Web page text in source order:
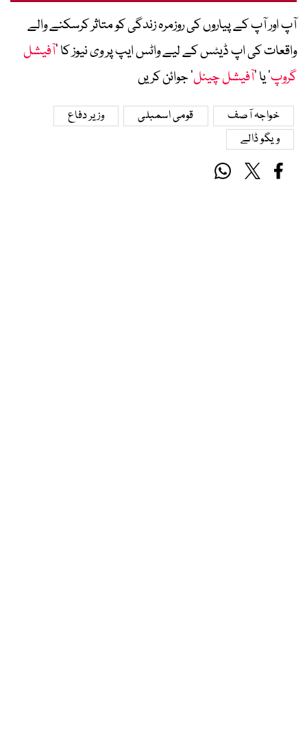
آپ اور آپ کے پیاروں کی روزمرہ زندگی کو متاثر کرسکنے والے
واقعات کی اپ ڈیٹس کے لیے واٹس ایپ پر وی نیوز کا ’آفیشل
گروپ‘ یا ’آفیشل چینل‘ جوائن کریں
خواجہ آصف قومی اسمبلی
وزیر دفاع
ویگو ڈالے